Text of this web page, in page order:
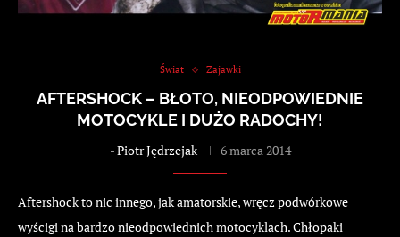
Świat Zajawki
AFTERSHOCK – BŁOTO, NIEODPOWIEDNIE
MOTOCYKLE I DUŻO RADOCHY!
-Piotr Jędrzejak 6 marca 2014
Aftershock to nic innego, jak amatorskie, wręcz podwórkowe
wyścigi na bardzo nieodpowiednich motocyklach. Chłopaki